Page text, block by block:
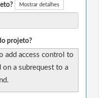
Mostrar detalhes
projeto?
add access control to
on a subrequest to a